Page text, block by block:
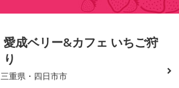
愛成ベリー&カフェ いちご狩
り
三重県・四日市市